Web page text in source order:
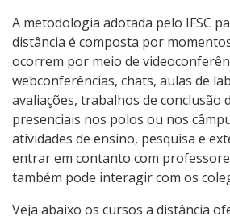
Como posso estudar no IFSC?
Calendário de inscrições
Processos Seletivos
Cotas
A metodologia adotada pelo IFSC
distância é composta por
ocorrem por meio de
webconferências, chats, aulas de
avaliações, trabalhos de conclusão
presenciais nos polos ou nos
atividades de ensino, pesquisa e
entrar em contanto com
também pode interagir com os
Veja abaixo os cursos a distância